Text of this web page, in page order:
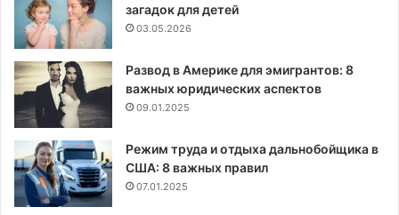
загадок для детей
03.05.2026
Развод в Америке для эмигрантов: 8
важных юридических аспектов
09.01.2025
Режим труда и отдыха дальнобойщика в
США: 8 важных правил
07.01.2025